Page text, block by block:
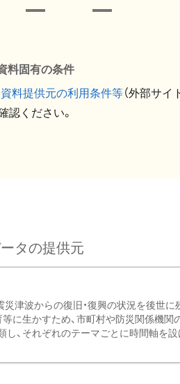
料固有の条件
資料提供元の利用条件等（外部サイ
認ください。
タの提供元
津波からの復旧・復興の状況を後世に
に生かすため、市町村や防災関係機関
、それぞれのテーマごとに時間軸を